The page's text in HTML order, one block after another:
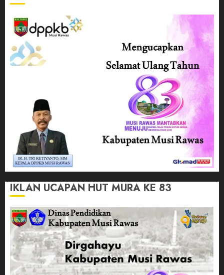
IKLAN UCAPAN HUT MURA KE 83